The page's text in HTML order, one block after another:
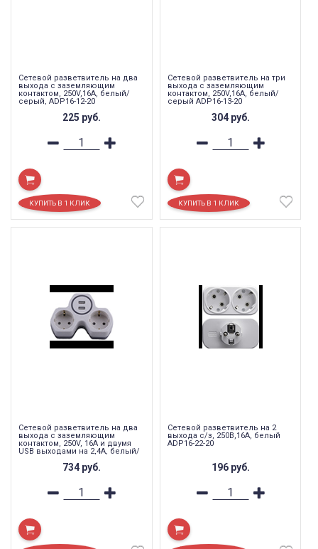
Сетевой разветвитель на два
выхода с заземляющим
контактом, 250V,16A, белый/
серый, ADP16-12-20
225 руб.
Сетевой разветвитель на три
выхода с заземляющим
контактом, 250V,16A, белый/
серый ADP16-13-20
304 руб.
Cетевой разветвитель на два
выхода с заземляющим
контактом, 250V, 16A и двумя
USB выходами на 2,4А, белый/
734 руб.
Сетевой разветвитель на 2
выхода с/з, 250В,16A, белый
ADP16-22-20
196 руб.